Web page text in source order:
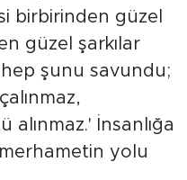
birbirinden güzel
güzel şarkılar
şunu savundu;
İnsanlığa
yolu